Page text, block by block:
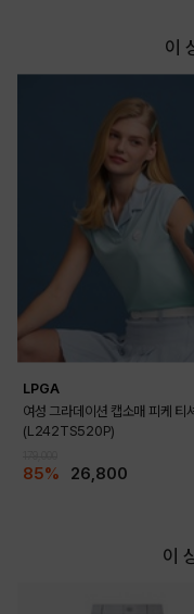
이
LPGA
여성 그라데이션 캡소매 피케 티
(L242TS520P)
85% 26,800
이